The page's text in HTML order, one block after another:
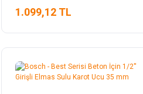
1.099,12 TL